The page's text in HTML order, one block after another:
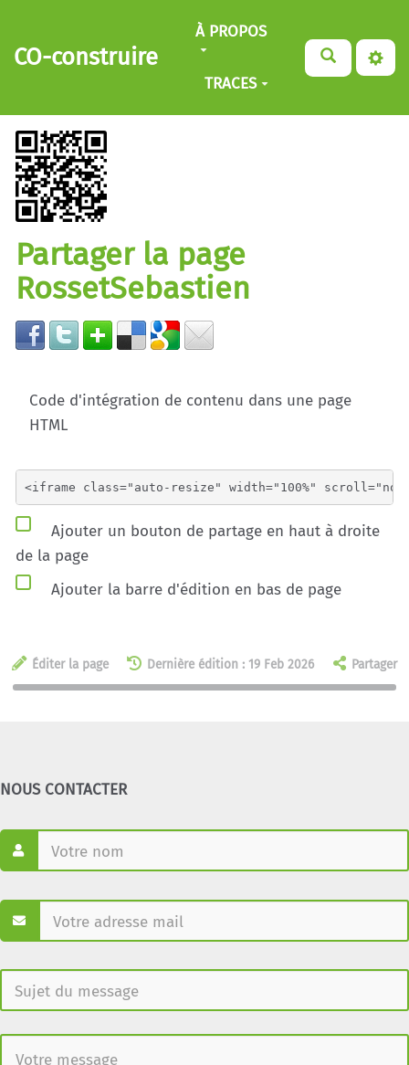
Aller au contenu principal
CO-construire
À PROPOS
TRACES
Partager la page
RossetSebastien
Code d'intégration de contenu dans une page
HTML
Ajouter un bouton de partage en haut à droite
de la page
Ajouter la barre d'édition en bas de page
Éditer la page Dernière édition : 19 Feb 2026 Partager
NOUS CONTACTER